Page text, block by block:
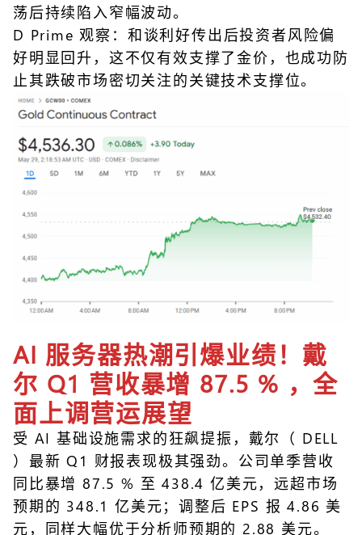
荡后持续陷入窄幅波动。
D Prime 观察：和谈利好传出后投资者风险偏
好明显回升，这不仅有效支撑了金价，也成功防
止其跌破市场密切关注的关键技术支撑位。
AI 服务器热潮引爆业绩！戴
尔 Q1 营收暴增 87.5 % ，全
面上调营运展望
受 AI 基础设施需求的狂飙提振，戴尔（ DELL
）最新 Q1 财报表现极其强劲。公司单季营收
同比暴增 87.5 % 至 438.4 亿美元，远超市场
预期的 348.1 亿美元；调整后 EPS 报 4.86 美
元，同样大幅优于分析师预期的 2.88 美元。